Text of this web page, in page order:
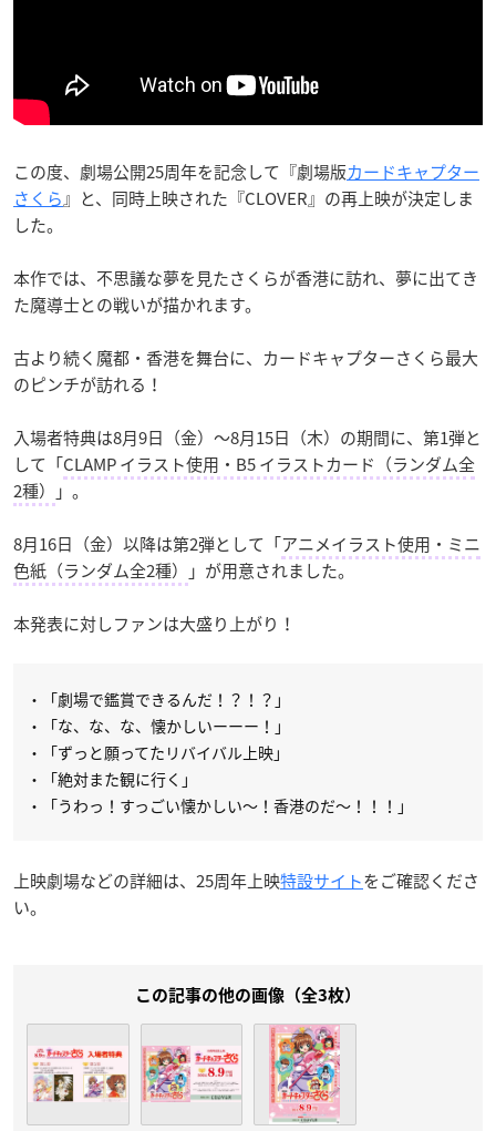
この度、劇場公開25周年を記念して『劇場版カードキャプター
さくら』と、同時上映された『CLOVER』の再上映が決定しま
した。
本作では、不思議な夢を見たさくらが香港に訪れ、夢に出てき
た魔導士との戦いが描かれます。
古より続く魔都・香港を舞台に、カードキャプターさくら最大
のピンチが訪れる！
入場者特典は8月9日（金）〜8月15日（木）の期間に、第1弾と
して「CLAMP イラスト使用・B5 イラストカード（ランダム全
2種）
」。
8月16日（金）以降は第2弾として「アニメイラスト使用・ミニ
色紙（ランダム全2種）
」が用意されました。
本発表に対しファンは大盛り上がり！
・「劇場で鑑賞できるんだ！？！？」
・「な、な、な、懐かしいーーー！」
・「ずっと願ってたリバイバル上映」
・「絶対また観に行く」
・「うわっ！すっごい懐かしい〜！香港のだ〜！！！」
上映劇場などの詳細は、25周年上映特設サイトをご確認くださ
い。
この記事の他の画像（全3枚）